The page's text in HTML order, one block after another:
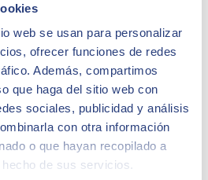
web se usan para personalizar
ofrecer funciones de redes
Además, compartimos
que haga del sitio web con
sociales, publicidad y análisis
con otra información
o que hayan recopilado a
de sus servicios.
el repositorio, será necesario realizar
general y reducir el riesgo de
fuente es un elemento clave en la
encontrar posibles vulnerabilidades
Asimismo, será necesario
con la validación de entradas
formato incorrecto se conserven en la
errores en otros componentes. La
defensas por niveles para
como un todo.
los datos de producción, y no